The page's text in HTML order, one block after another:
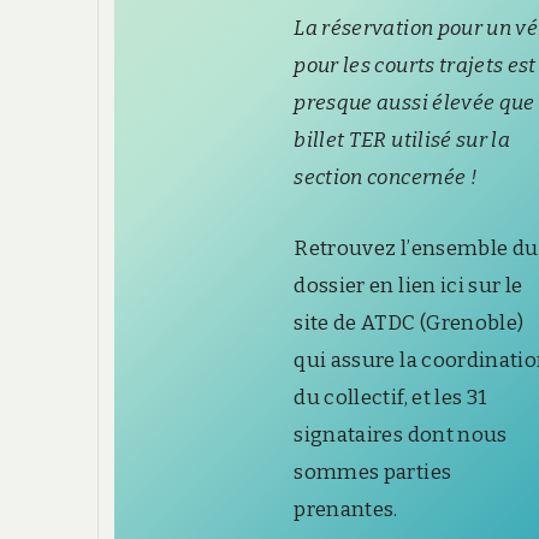
La réservation pour un
pour les courts trajets est
presque aussi élevée que
billet TER utilisé sur la
section concernée !
Retrouvez l’ensemble du
dossier en lien ici sur le
site de ATDC (Grenoble)
qui assure la
du collectif, et les 31
signataires dont nous
sommes parties
prenantes.